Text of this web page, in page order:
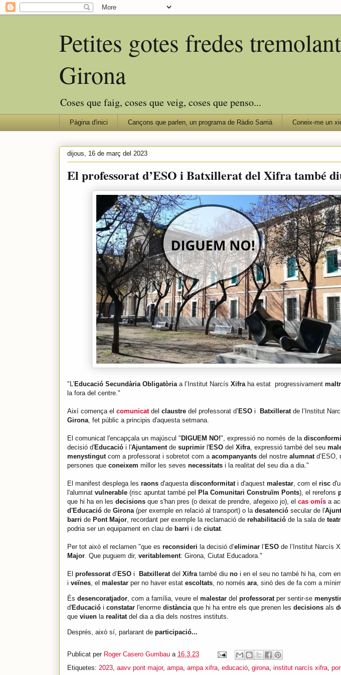
Petites gotes fredes
Girona
Coses que faig, coses que veig, coses que penso...
Pàgina d'inici Cançons que parlen, un programa de Ràdio Sarrià Coneix-me un
dijous, 16 de març del 2023
El professorat d’ESO i Batxillerat del Xifra també
"L’Educació Secundària Obligatòria a l’Institut Narcís Xifra ha estat progressivament
la fora del centre."
Així comença el comunicatdel claustre del professorat d’ESO i Batxillerat de l’Institut
Girona , fet públic a principis d'aquesta setmana.
El comunicat l'encapçala un majúscul "DIGUEM NO!", expressió no només de la
decisió d'Educació i l'Ajuntament de suprimir l'ESO del Xifra , expressió també del seu
menystingut com a professorat i sobretot com a acompanyants del nostre alumnat d’ESO,
persones que coneixem millor les seves necessitats i la realitat del seu dia a dia."
El manifest desplega les raons d'aquesta disconformitat i d'aquest malestar , com el risc
l'alumnat vulnerable (risc apuntat també pel Pla Comunitari Construïm Ponts), el rerefons
que hi ha en les decisions que s'han pres (o deixat de prendre, afegeixo jo), el cas omís a
d'Educació de Girona (per exemple en relació al transport) o la desatenció secular de l'
barri de Pont Major , recordant per exemple la reclamació de rehabilitació de la sala de
podria ser un equipament en clau de barri i de ciutat
Per tot això el reclamen "que es reconsideri la decisió d’eliminar l’ESO de l’Institut Narcís
Major . Que puguem dir, veritablement: Girona, Ciutat Educadora."
El professorat d’ESO i Batxillerat del Xifra també diu no i en el seu no també hi ha, com
i veïnes , el malestar per no haver estat escoltats , no només ara , sinó des de fa com a mínim
És desencoratjador , com a família, veure el malestar del professorat per sentir-se
d'Educació i constatar l'enorme distància que hi ha entre els que prenen les decisions als
que viuen la realitat del dia a dia dels nostres instituts.
Després, això sí, parlarant de participació...
Publicat per Roger Casero Gumbau a 16.3.23
Etiquetes: 2023 aavv pont major, ampa ampa xifra educació girona institut narcís xifra